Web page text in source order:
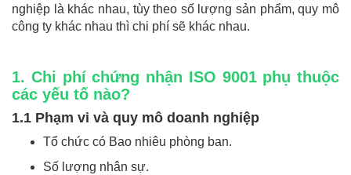
nghiệp là khác nhau, tùy theo số lượng sản phẩm, quy mô
công ty khác nhau thì chi phí sẽ khác nhau.
1. Chi phí chứng nhận ISO 9001 phụ thuộc
các yếu tố nào?
1.1 Phạm vi và quy mô doanh nghiệp
Tổ chức có Bao nhiêu phòng ban.
Số lượng nhân sự.